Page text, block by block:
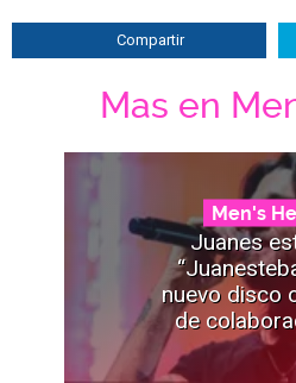
Compartir
Mas en
Men's
Juanes
nuevo disco
de